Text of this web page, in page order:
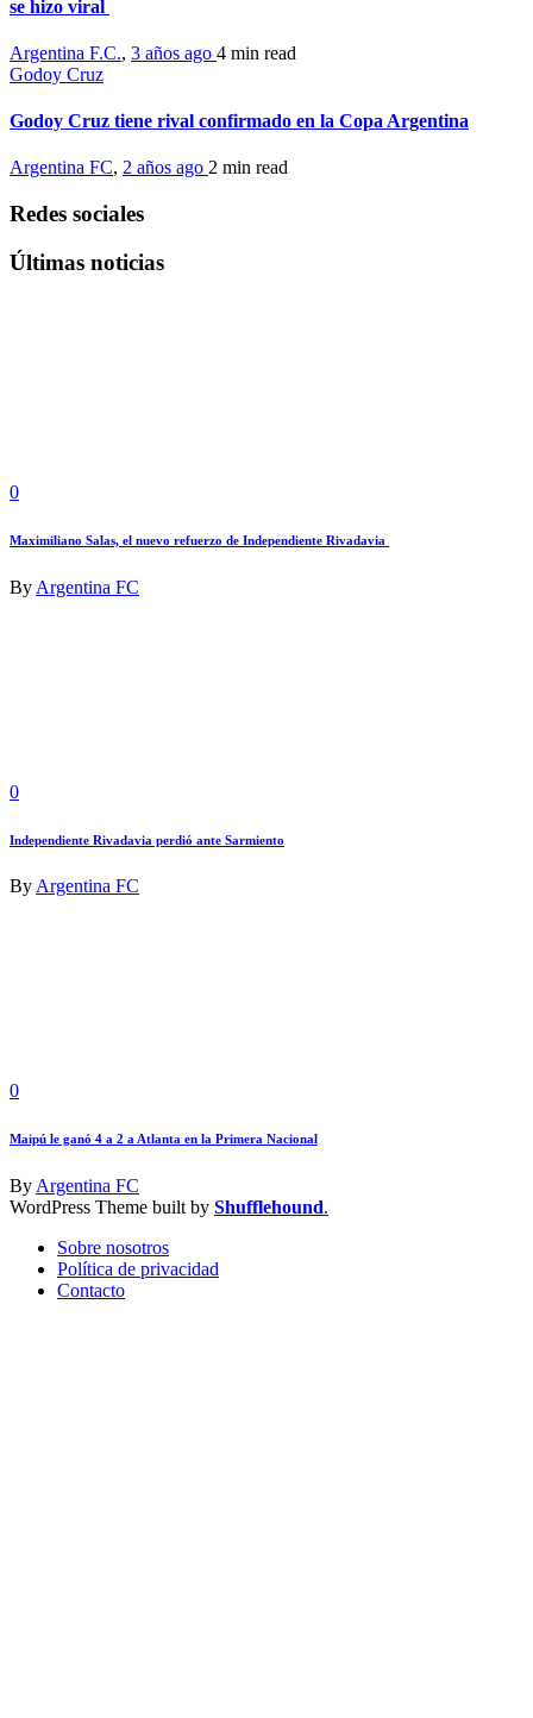
se hizo viral
Argentina F.C., 3 años ago 4 min read
Godoy Cruz
Godoy Cruz tiene rival confirmado en la Copa Argentina
Argentina FC, 2 años ago 2 min read
Redes sociales
Últimas noticias
0
Maximiliano Salas, el nuevo refuerzo de Independiente Rivadavia
By Argentina FC
0
Independiente Rivadavia perdió ante Sarmiento
ByArgentina FC
0
Maipú le ganó 4 a 2 a Atlanta en la Primera Nacional
ByArgentina FC
WordPress Theme built by Shufflehound.
Sobre nosotros
Política de privacidad
Contacto